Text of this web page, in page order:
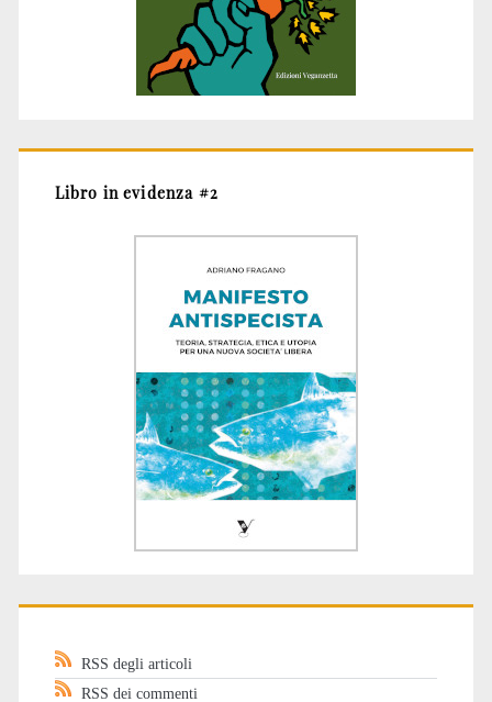
Libro in evidenza #2
RSS degli articoli
RSS dei commenti